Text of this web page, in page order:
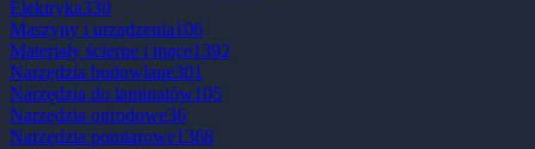
Elektryka330
Maszyny i urządzenia106
Materiały ścierne i tnące1392
Narzędzia budowlane301
Narzędzia do laminatów105
Narzędzia ogrodowe36
Narzędzia pomiarowe1368